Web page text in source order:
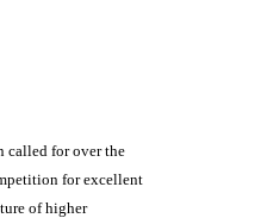
called for over the
for excellent
of higher